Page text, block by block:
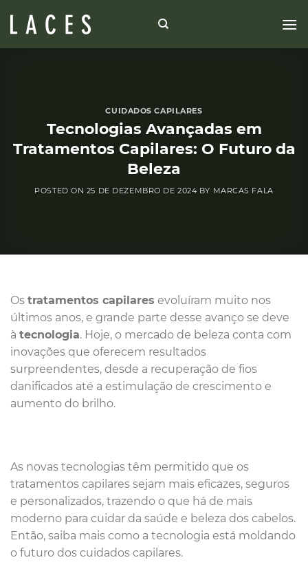
CUIDADOS CAPILARES
Tecnologias Avançadas em
Tratamentos Capilares: O Futuro da
Beleza
POSTED ON 25 DE DEZEMBRO DE 2024 BY MARCAS FALA
Os tratamentos capilares evoluíram muito nos
últimos anos, e grande parte desse avanço se deve
à tecnologia. Hoje, o mercado de beleza conta com
inovações que oferecem resultados
surpreendentes, desde a recuperação de fios
danificados até a estimulação de crescimento e
aumento do brilho.
As novas tecnologias têm permitido que os
tratamentos capilares sejam mais eficazes, seguros
e personalizados, trazendo o que há de mais
moderno para cuidar da saúde e beleza dos cabelos.
Então, saiba mais como a tecnologia está moldando
o futuro dos cuidados capilares.